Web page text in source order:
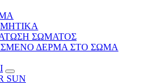
ΣΩΜΑΤΟΣ
ΔΕΡΜΑ ΣΤΟ ΣΩΜΑ
SUN